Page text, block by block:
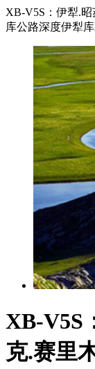
XB-V5S：伊犁.
库公路深度伊犁
XB-V5S
克.赛里